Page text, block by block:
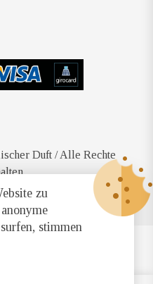
Duft / Alle Rechte
DigiLab
zu
stimmen